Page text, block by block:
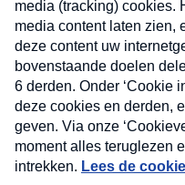
Nieuwsbrief
Neem hier een gratis
nieuwsbrief. Elke